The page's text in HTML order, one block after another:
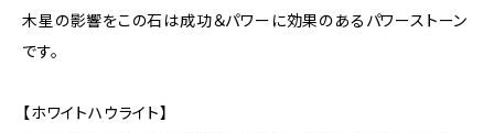
木星の影響をこの石は成功＆パワーに効果のあるパワーストーン
です。
【ホワイトハウライト】